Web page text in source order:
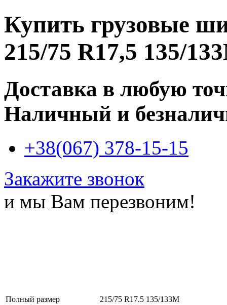
Купить грузовые
215/75 R17,5 135/
Доставка в любую
Наличный и
+38(067) 378-15-15
Закажите звонок
и мы Вам перезвоним!
Полный размер
215/75 R17.5 135/133M